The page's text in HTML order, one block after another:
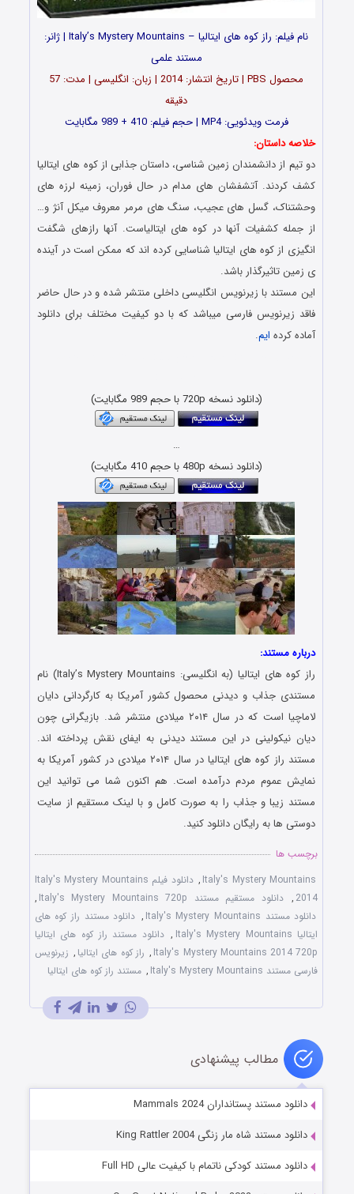
نام فیلم: راز کوه های ایتالیا – Italy’s Mystery Mountains | ژانر:
مستند علمی
محصول PBS | تاریخ انتشار: 2014 | زبان: انگلیسی | مدت: 57
دقیقه
فرمت ویدئویی: MP4 | حجم فیلم: 410 + 989 مگابایت
خلاصه داستان:
دو تیم از دانشمندان زمین شناسی، داستان جذابی از کوه های ایتالیا
کشف کردند. آتشفشان های مدام در حال فوران، زمینه لرزه های
وحشتناک، گسل های عجیب، سنگ های مرمر معروف میکل آنژ و…
از جمله کشفیات آنها در کوه های ایتالیاست. آنها رازهای شگفت
انگیزی از کوه های ایتالیا شناسایی کرده اند که ممکن است در آینده
ی زمین تاثیرگذار باشد.
این مستند با زیرنویس انگلیسی داخلی منتشر شده و در حال حاضر
فاقد زیرنویس فارسی میباشد که با دو کیفیت مختلف برای دانلود
آماده کرده ایم.
(دانلود نسخه 720p با حجم 989 مگابایت)
…
(دانلود نسخه 480p با حجم 410 مگابایت)
درباره مستند:
راز کوه های ایتالیا (به انگلیسی: Italy’s Mystery Mountains) نام
مستندی جذاب و دیدنی محصول کشور آمریکا به کارگردانی دایان
لاماچیا است که در سال ۲۰۱۴ میلادی منتشر شد. بازیگرانی چون
دیان نیکولینی در این مستند دیدنی به ایفای نقش پرداخته اند.
مستند راز کوه های ایتالیا در سال ۲۰۱۴ میلادی در کشور آمریکا به
نمایش عموم مردم درآمده است. هم اکنون شما می توانید این
مستند زیبا و جذاب را به صورت کامل و با لینک مستقیم از سایت
دوستی ها به رایگان دانلود کنید.
برچسب ها
Italy's Mystery Mountains
,
دانلود فیلم Italy's Mystery Mountains
2014
, دانلود مستقیم مستند Italy's Mystery Mountains 720p
,
دانلود مستند Italy's Mystery Mountains
, دانلود مستند راز کوه های
ایتالیا Italy's Mystery Mountains
, دانلود مستند راز کوه های ایتالیا
Italy's Mystery Mountains 2014 720p
, راز کوه های ایتالیا , زیرنویس
فارسی مستند Italy's Mystery Mountains
, مستند راز کوه های ایتالیا
مطالب پیشنهادی
دانلود مستند پستانداران Mammals 2024
دانلود مستند شاه مار زنگی King Rattler 2004
دانلود مستند کودکی ناتمام با کیفیت عالی Full HD